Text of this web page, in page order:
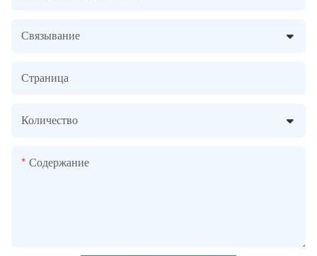
Связывание
Страница
Количество
Содержание